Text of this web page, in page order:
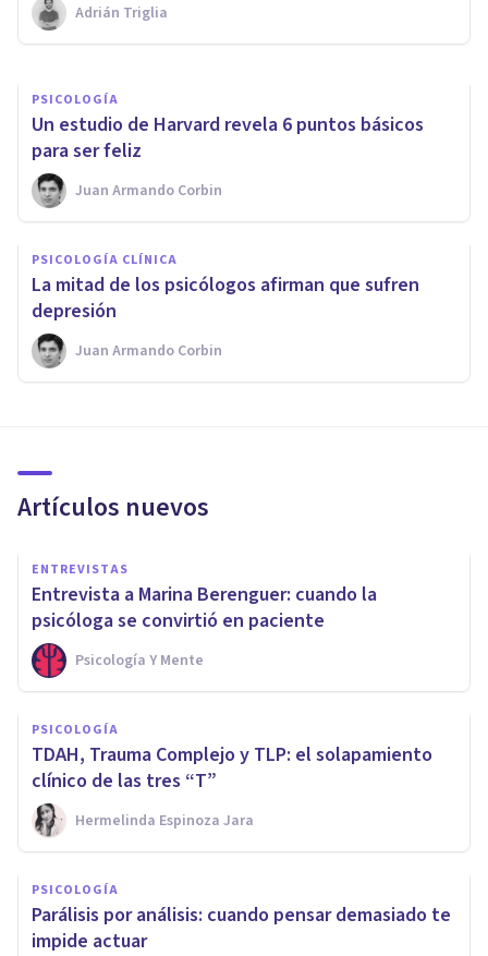
Adrián Triglia
Juan Armando Corbin
PSICOLOGÍA
​Un estudio de Harvard revela 6 puntos básicos
para ser feliz
Juan Armando Corbin
PSICOLOGÍA CLÍNICA
​La mitad de los psicólogos afirman que sufren
depresión
Juan Armando Corbin
Artículos nuevos
ENTREVISTAS
Entrevista a Marina Berenguer: cuando la
psicóloga se convirtió en paciente
Psicología Y Mente
PSICOLOGÍA
TDAH, Trauma Complejo y TLP: el solapamiento
clínico de las tres “T”
Hermelinda Espinoza Jara
PSICOLOGÍA
Parálisis por análisis: cuando pensar demasiado te
impide actuar